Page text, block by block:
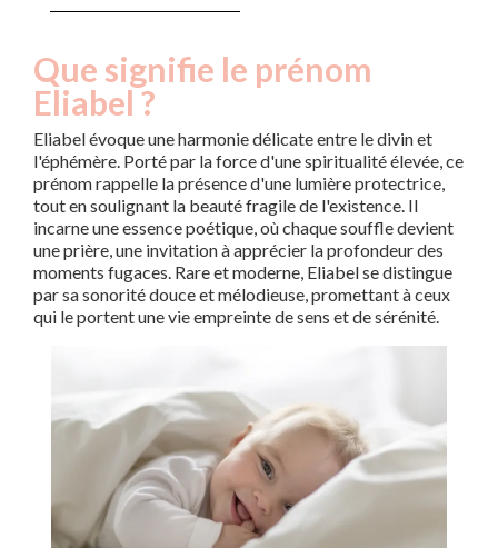
Que signifie le prénom
Eliabel ?
Eliabel évoque une harmonie délicate entre le divin et
l'éphémère. Porté par la force d'une spiritualité élevée, ce
prénom rappelle la présence d'une lumière protectrice,
tout en soulignant la beauté fragile de l'existence. Il
incarne une essence poétique, où chaque souffle devient
une prière, une invitation à apprécier la profondeur des
moments fugaces. Rare et moderne, Eliabel se distingue
par sa sonorité douce et mélodieuse, promettant à ceux
qui le portent une vie empreinte de sens et de sérénité.